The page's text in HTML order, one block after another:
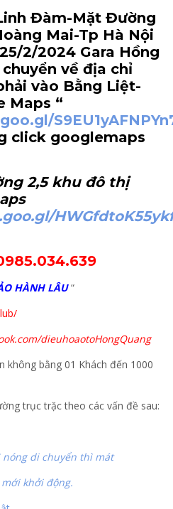
Đàm-Mặt Đường
Mai-Tp Hà Nội
2/2024 Gara Hồng
về địa chỉ
vào Bằng Liệt-
Maps “
click googlemaps
2,5 khu đô thị
HÀNH LÂU “
dieuhoaotoHongQuang
không bằng 01 Khách đến 1000
trục trặc theo các vấn đề sau:
di chuyển thì mát
khởi động.